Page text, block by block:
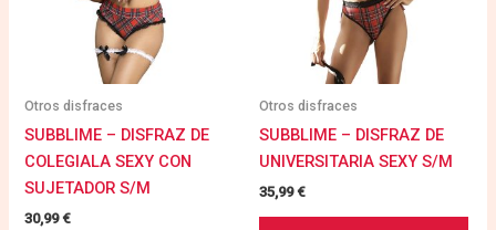
Otros disfraces
SUBBLIME – DISFRAZ DE
COLEGIALA SEXY CON
SUJETADOR S/M
30,99€
Otros disfraces
SUBBLIME – DISFRAZ DE
UNIVERSITARIA SEXY S/M
35,99€